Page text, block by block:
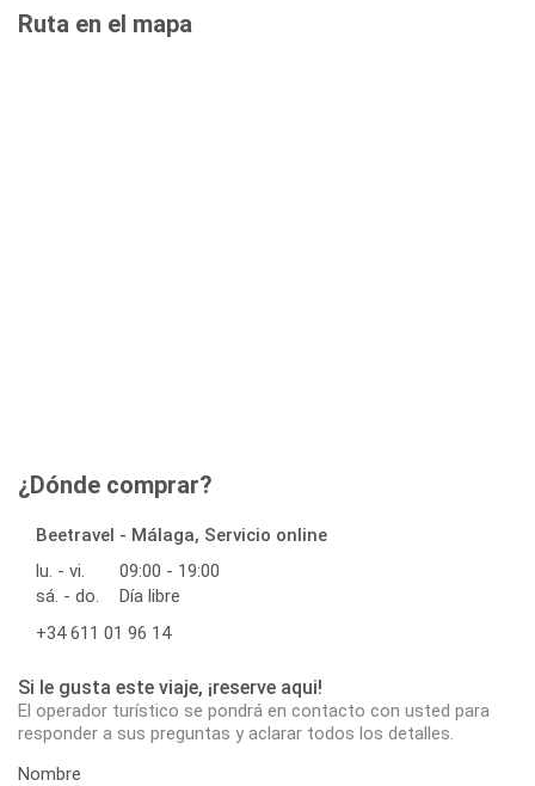
Ruta en el mapa
¿Dónde comprar?
Beetravel - Málaga, Servicio online
lu. - vi.
09:00 - 19:00
sá. - do.
Día libre
+34 611 01 96 14
Si le gusta este viaje, ¡reserve aqui!
El operador turístico se pondrá en contacto con usted para
responder a sus preguntas y aclarar todos los detalles.
Nombre